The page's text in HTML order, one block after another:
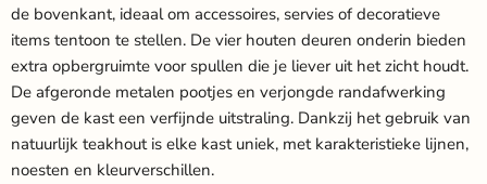
de bovenkant, ideaal om accessoires, servies of decoratieve
items tentoon te stellen. De vier houten deuren onderin bieden
extra opbergruimte voor spullen die je liever uit het zicht houdt.
De afgeronde metalen pootjes en verjongde randafwerking
geven de kast een verfijnde uitstraling. Dankzij het gebruik van
natuurlijk teakhout is elke kast uniek, met karakteristieke lijnen,
noesten en kleurverschillen.